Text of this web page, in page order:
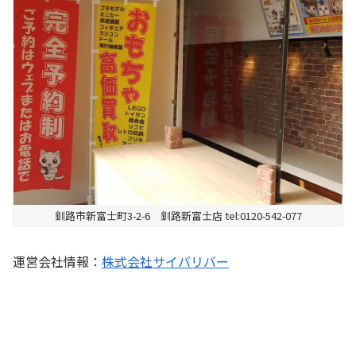
釧路市新富士町3-2-6 釧路新富士店 tel:0120-542-077
運営会社情報： 株式会社サイバリバー